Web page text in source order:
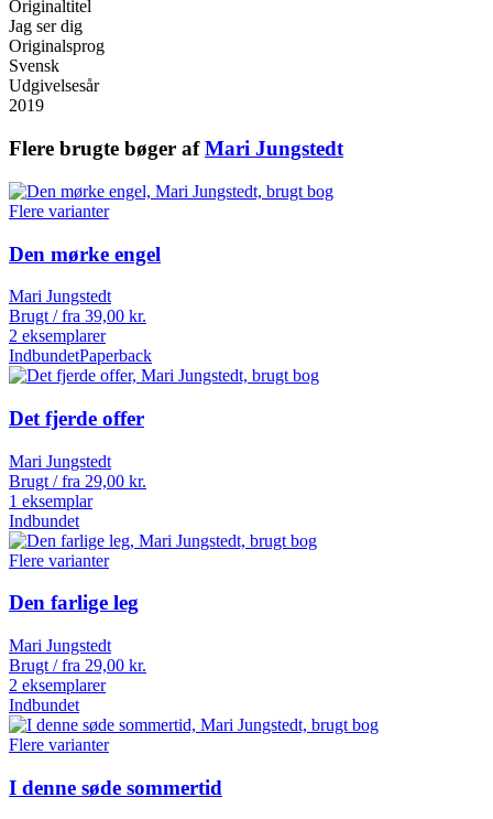
Originaltitel
Jag ser dig
Originalsprog
Svensk
Udgivelsesår
2019
Flere brugte bøger afMari Jungstedt
Flere varianter
Den mørke engel
Mari Jungstedt
Brugt / fra 39,00 kr.
2 eksemplarer
IndbundetPaperback
Det fjerde offer
Mari Jungstedt
Brugt / fra 29,00 kr.
1 eksemplar
Indbundet
Flere varianter
Den farlige leg
Mari Jungstedt
Brugt / fra 29,00 kr.
2 eksemplarer
Indbundet
Flere varianter
I denne søde sommertid